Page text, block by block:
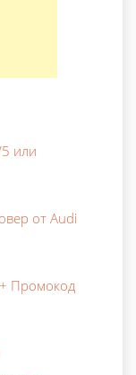
или
от Audi
Промокод